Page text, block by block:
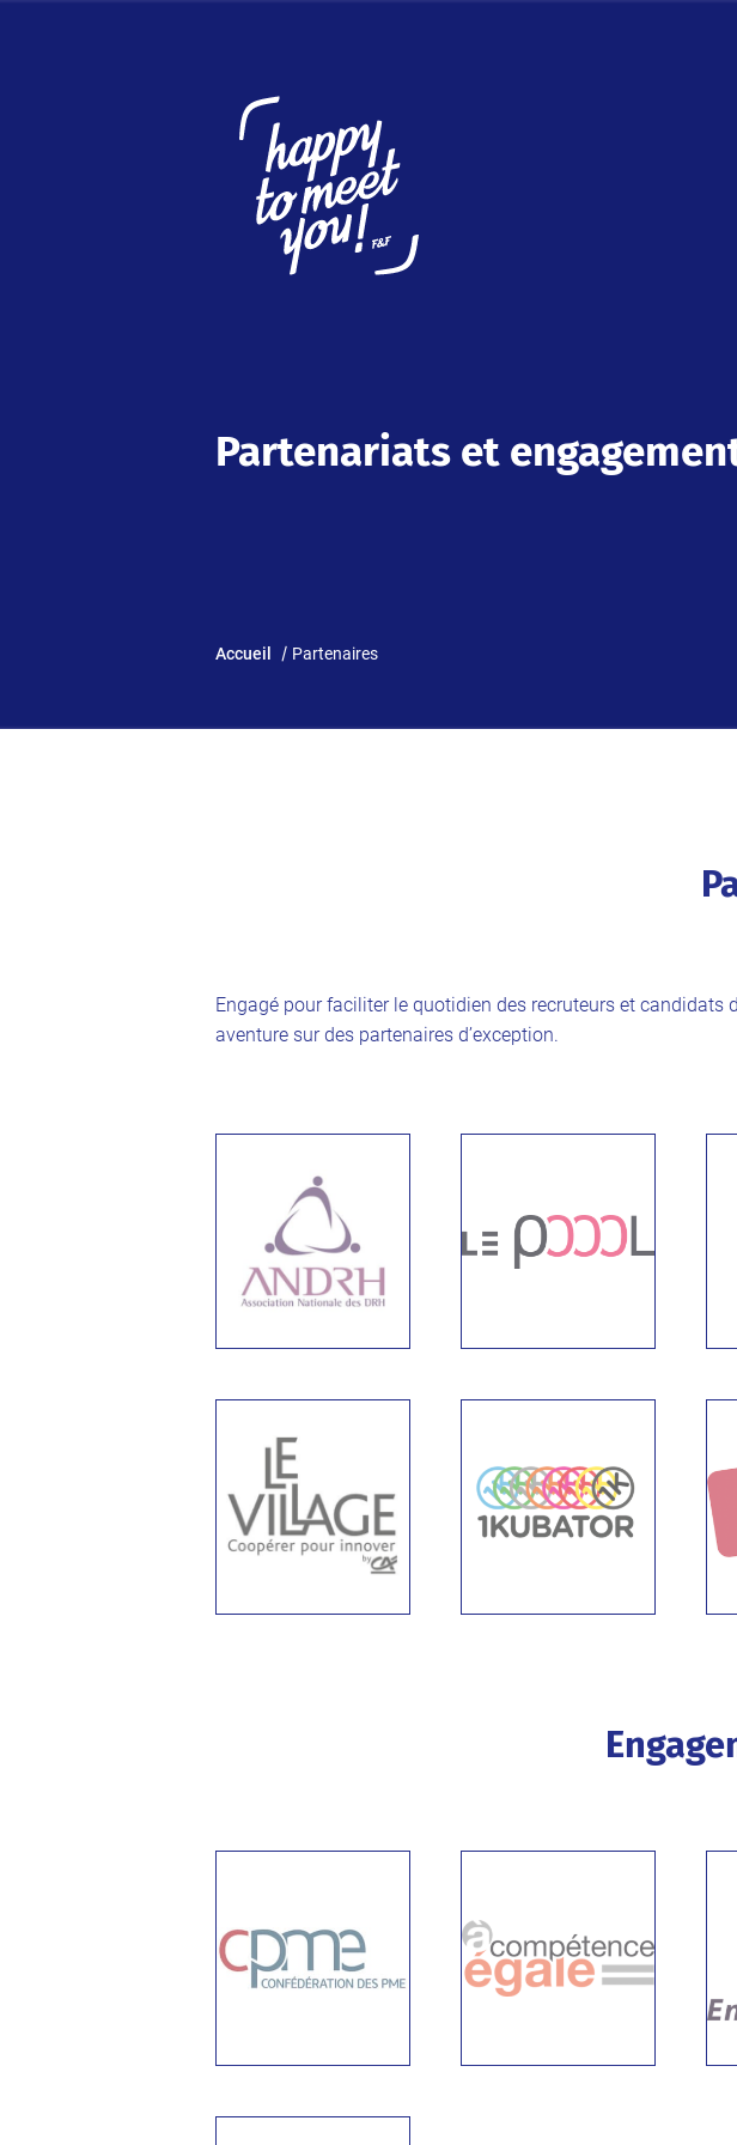
Partenariats et
Accueil Partenaires
Engagé pour faciliter le quotidien des recruteurs et candidats
aventure sur des partenaires d’exception.